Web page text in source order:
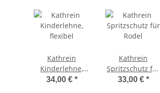
Kathrein
Kinderlehne,
flexibel
34,00 € *
Kathrein
Spritzschutz für
Rodel
33,00 € *